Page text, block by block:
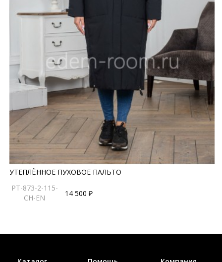
УТЕПЛЁННОЕ ПУХОВОЕ ПАЛЬТО
PT-873-2-115-
CH-EN
14 500 ₽